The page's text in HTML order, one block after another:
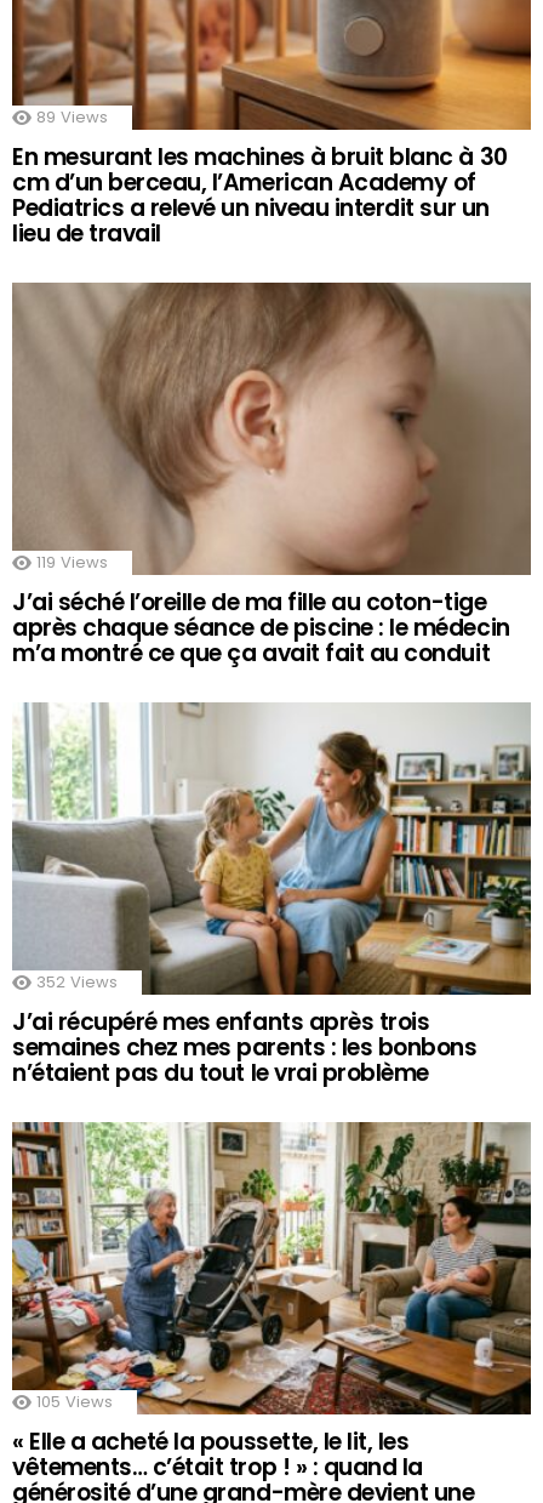
89 Views
En mesurant les machines à bruit blanc à 30
cm d’un berceau, l’American Academy of
Pediatrics a relevé un niveau interdit sur un
lieu de travail
119 Views
J’ai séché l’oreille de ma fille au coton-tige
après chaque séance de piscine : le médecin
m’a montré ce que ça avait fait au conduit
352 Views
J’ai récupéré mes enfants après trois
semaines chez mes parents : les bonbons
n’étaient pas du tout le vrai problème
105 Views
« Elle a acheté la poussette, le lit, les
vêtements… c’était trop ! » : quand la
générosité d’une grand-mère devient une